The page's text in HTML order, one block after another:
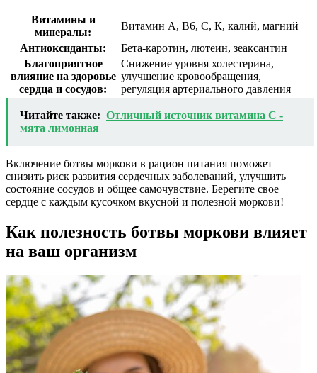
Витамины и
минералы:
Витамин А, В6, С, К, калий, магний
Антиоксиданты:
Бета-каротин, лютеин, зеаксантин
Благоприятное
влияние на здоровье
сердца и сосудов:
Снижение уровня холестерина,
улучшение кровообращения,
регуляция артериального давления
Читайте также: Отличный источник витамина С -
мята лимонная
Включение ботвы моркови в рацион питания поможет
снизить риск развития сердечных заболеваний, улучшить
состояние сосудов и общее самочувствие. Берегите свое
сердце с каждым кусочком вкусной и полезной моркови!
Как полезность ботвы моркови влияет
на ваш организм